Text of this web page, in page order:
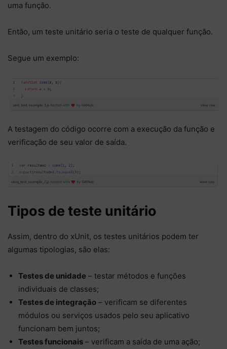
uma função.
Então, um teste unitário seria o teste de qualquer função.
Segue um exemplo:
A testagem do código ocorre com a execução da função e
verificação de seu valor de saída.
Tipos de teste unitário
Assim, dentro do xUnit, os testes unitários podem ter
algumas tipologias, são elas:
Testes de unidade – testar métodos e funções
individuais de classes;
Testes de integração – verificam se diferentes
módulos ou serviços usados pelo seu aplicativo
funcionam bem juntos;
Testes funcionais – verificam a saída de uma ação;